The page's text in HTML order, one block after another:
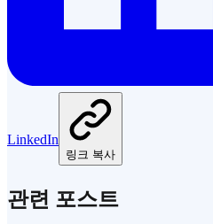
LinkedIn
링크 복사
관련 포스트